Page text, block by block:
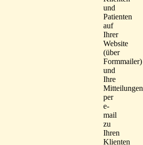
und
Patienten
auf
Ihrer
Website
(über
Formmailer)
und
Ihre
Mitteilungen
per
e-
mail
zu
Ihren
Klienten